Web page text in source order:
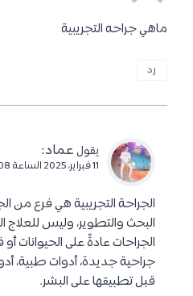
ماهي جراحه التجريبية
رد
يقول عماد:
11 فبراير، 2025 الساعة 5:08 م
الجراحة التجريبية هي فرع من
البحث والتطوير، وليس
الجراحات عادةً على الحيوانات أو
جراحية جديدة، أدوات طبية،
قبل تطبيقها على البشر.